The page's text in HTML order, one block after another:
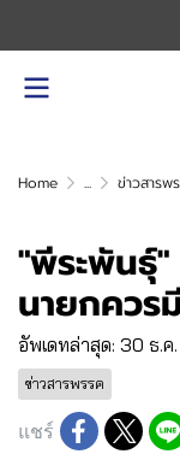
Home ... ข่าวสารพ
"พีระพันธุ์
นายกควร
อัพเดทล่าสุด: 30 ธ.ค
ข่าวสารพรรค
แชร์